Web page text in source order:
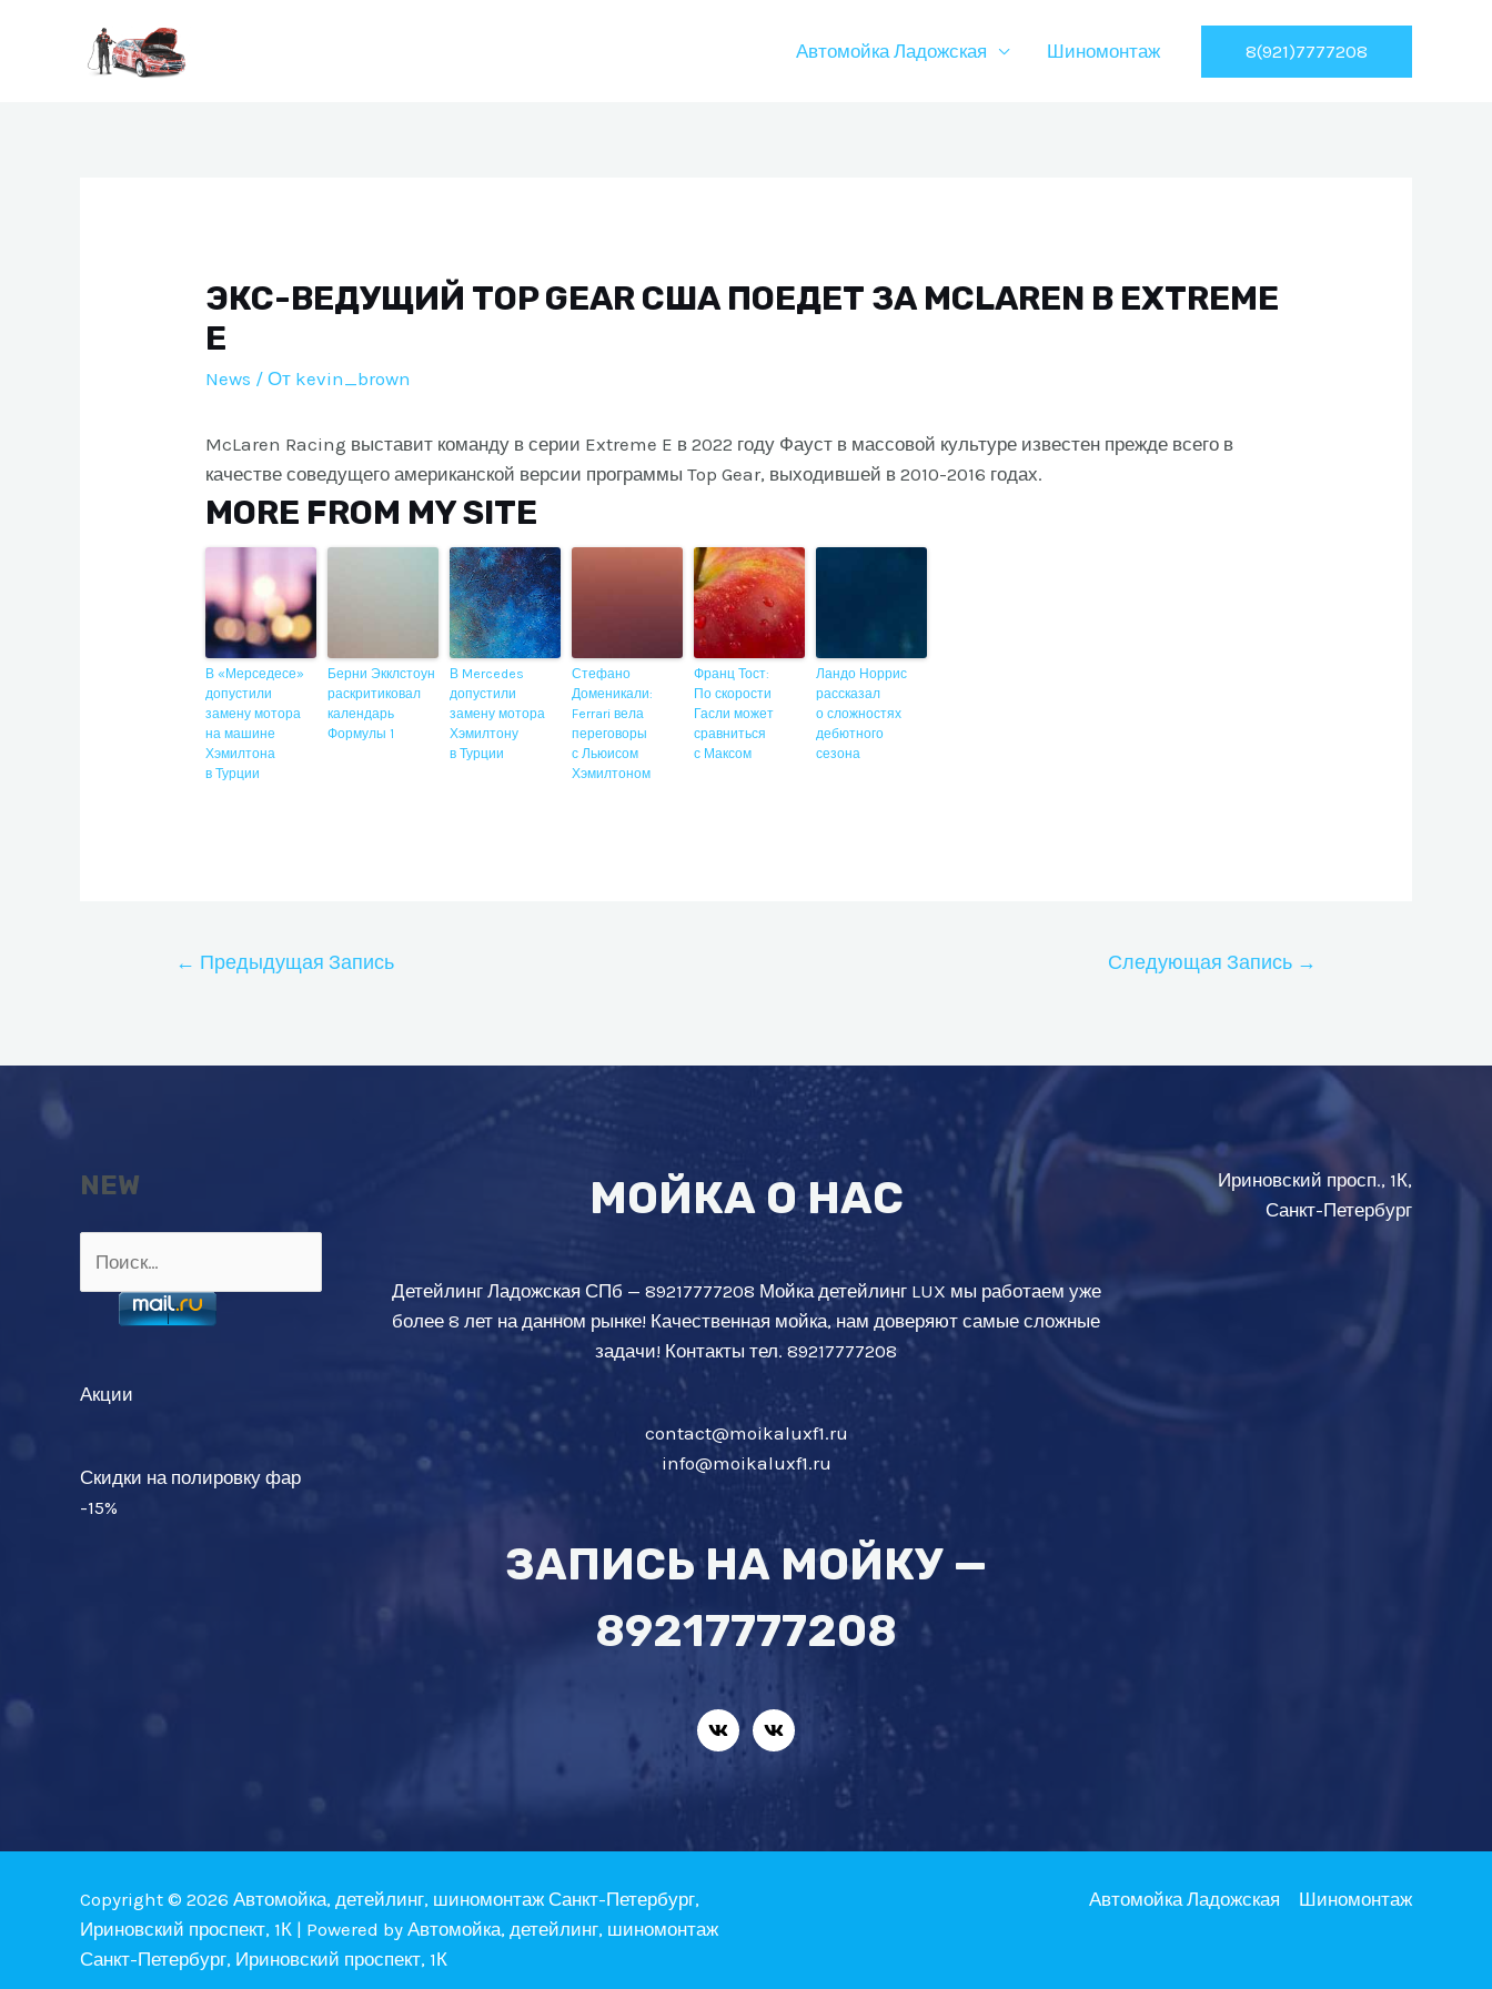
содержимому
Автомойка Ладожская Шиномонтаж 8(921)7777208
ЭКС-ВЕДУЩИЙ TOP GEAR США ПОЕДЕТ ЗА MCLAREN В EXTREME
E
News / От kevin_brown
McLaren Racing выставит команду в серии Extreme E в 2022 году Фауст в массовой культуре известен прежде всего в
качестве соведущего американской версии программы Top Gear, выходившей в 2010-2016 годах.
MORE FROM MY SITE
В «Мерседесе»
допустили
замену мотора
на машине
Хэмилтона
в Турции
Берни Экклстоун
раскритиковал
календарь
Формулы 1
В Mercedes
допустили
замену мотора
Хэмилтону
в Турции
Стефано
Доменикали:
Ferrari вела
переговоры
с Льюисом
Хэмилтоном
Франц Тост:
По скорости
Гасли может
сравниться
с Максом
Ландо Норрис
рассказал
о сложностях
дебютного
сезона
Навигация
← Предыдущая Запись Следующая Запись →
NEW
Акции
Скидки на полировку фар
-15%
МОЙКА О НАС
Детейлинг Ладожская СПб — 89217777208 Мойка детейлинг LUX мы работаем уже
более 8 лет на данном рынке! Качественная мойка, нам доверяют самые сложные
задачи! Контакты тел. 89217777208
contact@moikaluxf1.ru
info@moikaluxf1.ru
ЗАПИСЬ НА МОЙКУ —
89217777208
Ириновский просп., 1К,
Санкт-Петербург
Copyright © 2026 Автомойка, детейлинг, шиномонтаж Санкт-Петербург,
Ириновский проспект, 1К | Powered by Автомойка, детейлинг, шиномонтаж
Санкт-Петербург, Ириновский проспект, 1К
Автомойка Ладожская Шиномонтаж